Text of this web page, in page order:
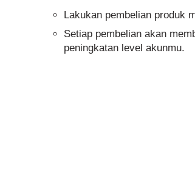
Lakukan pembelian produk
Setiap pembelian akan
peningkatan level akunmu.